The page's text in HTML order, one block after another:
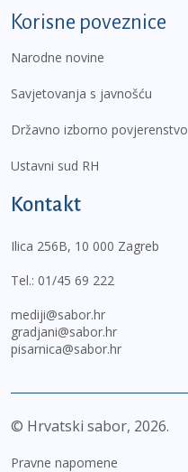
Korisne poveznice
Narodne novine
Savjetovanja s javnošću
Državno izborno povjerenstvo
Ustavni sud RH
Kontakt
Ilica 256B, 10 000 Zagreb
Tel.: 01/45 69 222
mediji@sabor.hr
gradjani@sabor.hr
pisarnica@sabor.hr
© Hrvatski sabor, 2026
Pravne napomene